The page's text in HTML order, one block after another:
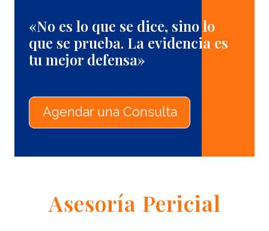
«No es lo que se dice, sino lo
que se prueba. La evidencia es
tu mejor defensa»
Agendar una Consulta
Asesoría Pericial